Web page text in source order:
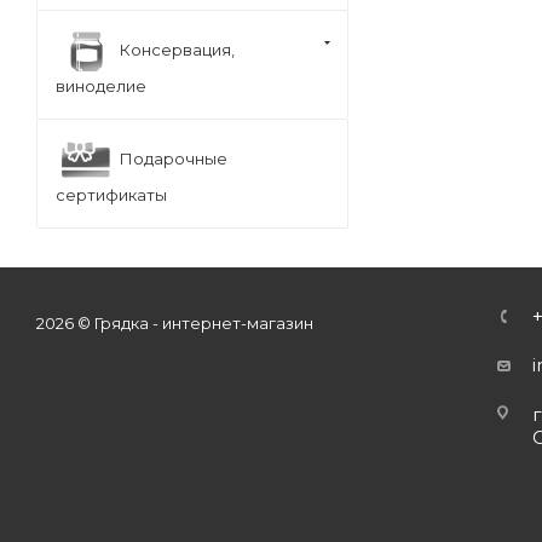
Консервация,
виноделие
Подарочные
сертификаты
2026 © Грядка - интернет-магазин